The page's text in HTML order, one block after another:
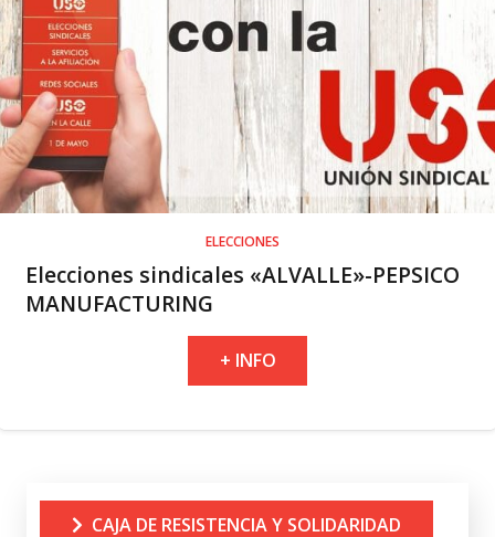
ELECCIONES
Elecciones sindicales «ALVALLE»-PEPSICO
MANUFACTURING
+ INFO
CAJA DE RESISTENCIA Y SOLIDARIDAD